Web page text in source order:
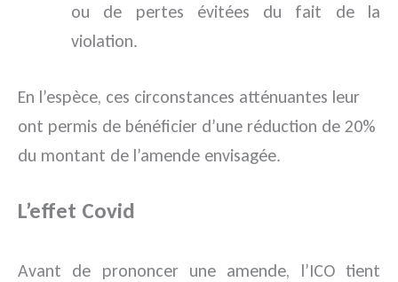
ou de pertes évitées du fait de la
violation.
En l’espèce, ces circonstances atténuantes leur
ont permis de bénéficier d’une réduction de 20%
du montant de l’amende envisagée.
L’effet Covid
Avant de prononcer une amende, l’ICO tient